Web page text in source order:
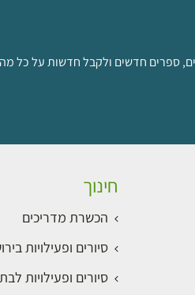
ספרים חדשים ולקבל חדשות על כל
חינוך
הכשרת מדריכים
סיורים ופעילויות
סיורים ופעילויות